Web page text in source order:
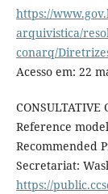
https://
arquivistica/
conarq/
Acesso em: 22
CONSULTATIVE
Reference
Recommended
Secretariat:
https://